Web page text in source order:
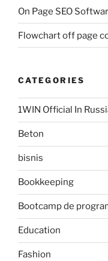
On Page SEO
Flowchart off page
CATEGORIES
1WIN Official In
Beton
bisnis
Bookkeeping
Bootcamp de
Education
Fashion